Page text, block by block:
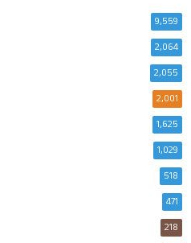
9,559
2,064
2,055
2,001
1,625
1,029
518
471
218